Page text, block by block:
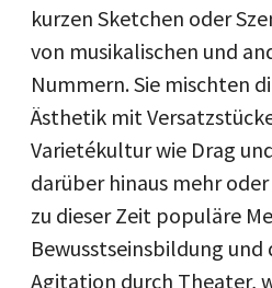
kurzen Sketchen oder
von musikalischen und
Nummern. Sie mischten
Ästhetik mit
Varietékultur wie Drag
darüber hinaus mehr
zu dieser Zeit populäre
Bewusstseinsbildung
Agitation durch Theater,